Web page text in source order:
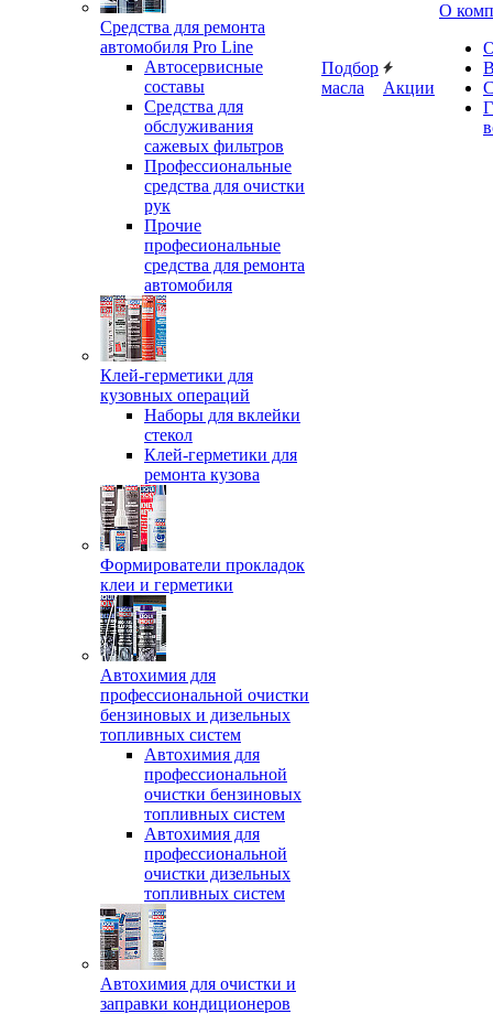
Средства для ремонта
автомобиля Pro Line
Автосервисные
составы
Средства для
обслуживания
сажевых фильтров
Профессиональные
средства для очистки
рук
Прочие
професиональные
средства для ремонта
автомобиля
Клей-герметики для
кузовных операций
Наборы для вклейки
стекол
Клей-герметики для
ремонта кузова
Формирователи прокладок
клеи и герметики
Автохимия для
профессиональной очистки
бензиновых и дизельных
топливных систем
Автохимия для
профессиональной
очистки бензиновых
топливных систем
Автохимия для
профессиональной
очистки дизельных
топливных систем
Автохимия для очистки и
заправки кондиционеров
Подбор
масла
Акции
О